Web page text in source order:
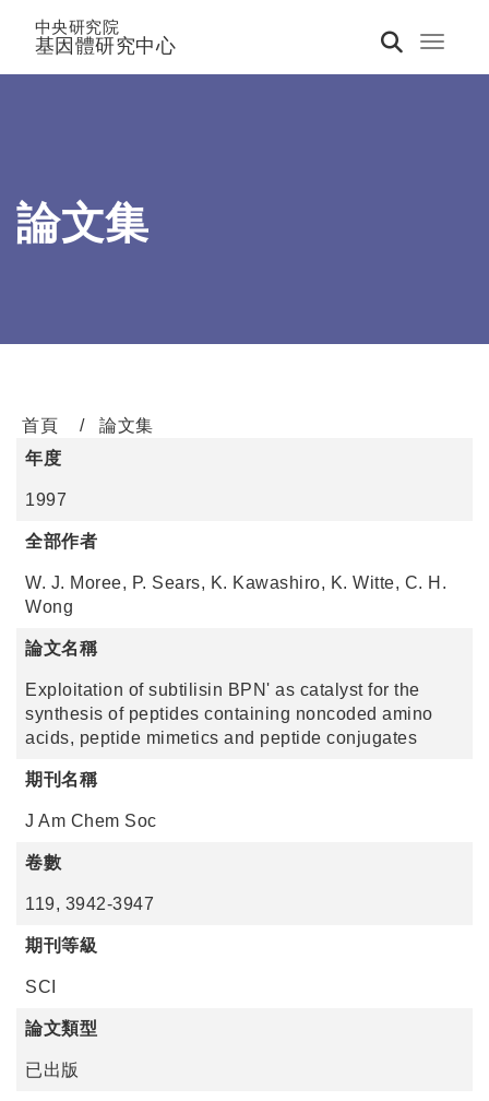
Toggle
中央研究院
基因體研究中心
論文集
首頁
論文集
年度
1997
全部作者
W. J. Moree, P. Sears, K. Kawashiro, K. Witte, C. H.
Wong
論文名稱
Exploitation of subtilisin BPN' as catalyst for the
synthesis of peptides containing noncoded amino
acids, peptide mimetics and peptide conjugates
期刊名稱
J Am Chem Soc
卷數
119, 3942-3947
期刊等級
SCI
論文類型
已出版